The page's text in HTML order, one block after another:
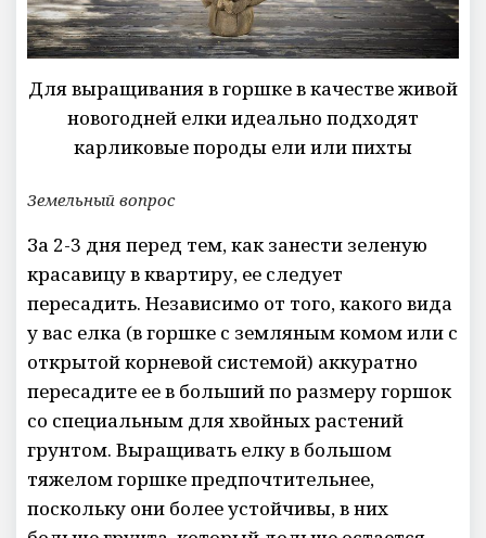
Для выращивания в горшке в качестве живой
новогодней елки идеально подходят
карликовые породы ели или пихты
Земельный вопрос
За 2-3 дня перед тем, как занести зеленую
красавицу в квартиру, ее следует
пересадить. Независимо от того, какого вида
у вас елка (в горшке с земляным комом или с
открытой корневой системой) аккуратно
пересадите ее в больший по размеру горшок
со специальным для хвойных растений
грунтом. Выращивать елку в большом
тяжелом горшке предпочтительнее,
поскольку они более устойчивы, в них